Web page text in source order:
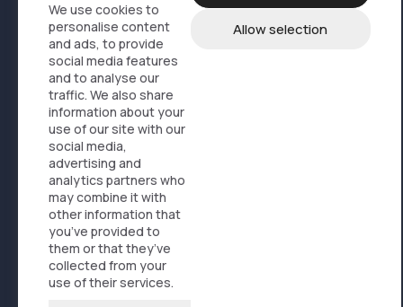
We use cookies to
personalise content
and ads, to provide
social media features
and to analyse our
traffic. We also share
information about your
use of our site with our
social media,
advertising and
analytics partners who
may combine it with
other information that
you’ve provided to
them or that they’ve
collected from your
use of their services.
Allow selection
Produktmedia Referanser
Kontakt
Produkter
Design, branding og marketing
Servicelogistikk
Nettbutikkløsninger
Ofte stilte spørsmål
Aktuelt
Bærekraft
profil@artisti.no